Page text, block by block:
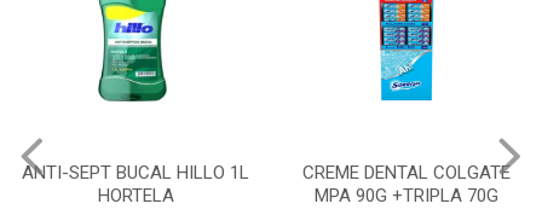
ANTI-SEPT BUCAL HILLO 1L
HORTELA
CREME DENTAL COLGATE
MPA 90G +TRIPLA 70G